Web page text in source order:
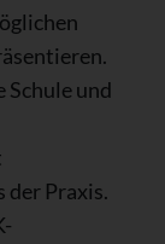
Schule und
der Praxis.